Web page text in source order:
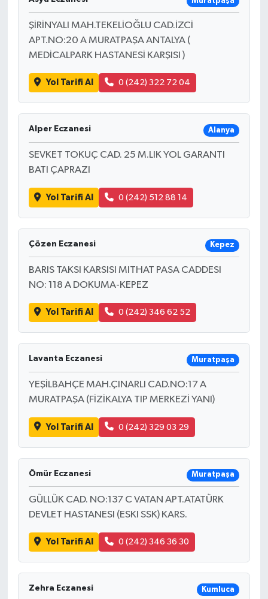
ŞİRİNYALI MAH.TEKELİOĞLU CAD.İZCİ
APT.NO:20 A MURATPAŞA ANTALYA (
MEDİCALPARK HASTANESİ KARŞISI )
Yol Tarifi Al 0 (242) 322 72 04
Alper Eczanesi Alanya
SEVKET TOKUÇ CAD. 25 M.LIK YOL GARANTI
BATI ÇAPRAZI
Yol Tarifi Al 0 (242) 512 88 14
Çözen Eczanesi Kepez
BARIS TAKSI KARSISI MITHAT PASA CADDESI
NO: 118 A DOKUMA-KEPEZ
Yol Tarifi Al 0 (242) 346 62 52
Lavanta Eczanesi Muratpaşa
YEŞİLBAHÇE MAH.ÇINARLI CAD.NO:17 A
MURATPAŞA (FİZİKALYA TIP MERKEZİ YANI)
Yol Tarifi Al 0 (242) 329 03 29
Ömür Eczanesi Muratpaşa
GÜLLÜK CAD. NO:137 C VATAN APT.ATATÜRK
DEVLET HASTANESI (ESKI SSK) KARS.
Yol Tarifi Al 0 (242) 346 36 30
Zehra Eczanesi Kumluca